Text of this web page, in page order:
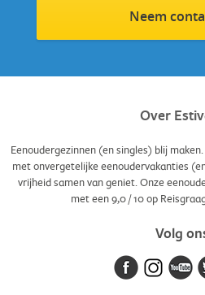
Neem
Over
Eenoudergezinnen (en singles) blij
met onvergetelijke eenoudervakanties
vrijheid samen van geniet. Onze
met een9,0/10op
Volg